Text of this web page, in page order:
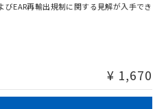
可能性があります。
EAR再輸出規制に関する見解が入手でき
¥ 1,670